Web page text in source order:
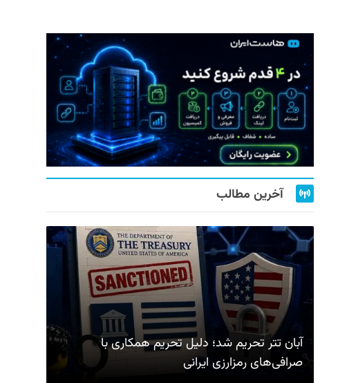
آخرین مطالب
آبان تتر تحریم شد؛ دلیل تحریم همکاری با
صرافی‌های رمزارزی ایرانی